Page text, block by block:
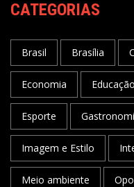
CATEGORIAS
Brasil Brasília
Economia Educação
Esporte
Imagem e Estilo
Meio ambiente